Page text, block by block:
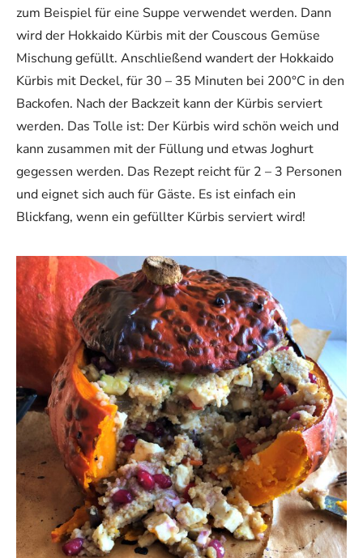
zum Beispiel für eine Suppe verwendet werden. Dann
wird der Hokkaido Kürbis mit der Couscous Gemüse
Mischung gefüllt. Anschließend wandert der Hokkaido
Kürbis mit Deckel, für 30 – 35 Minuten bei 200°C in den
Backofen. Nach der Backzeit kann der Kürbis serviert
werden. Das Tolle ist: Der Kürbis wird schön weich und
kann zusammen mit der Füllung und etwas Joghurt
gegessen werden. Das Rezept reicht für 2 – 3 Personen
und eignet sich auch für Gäste. Es ist einfach ein
Blickfang, wenn ein gefüllter Kürbis serviert wird!